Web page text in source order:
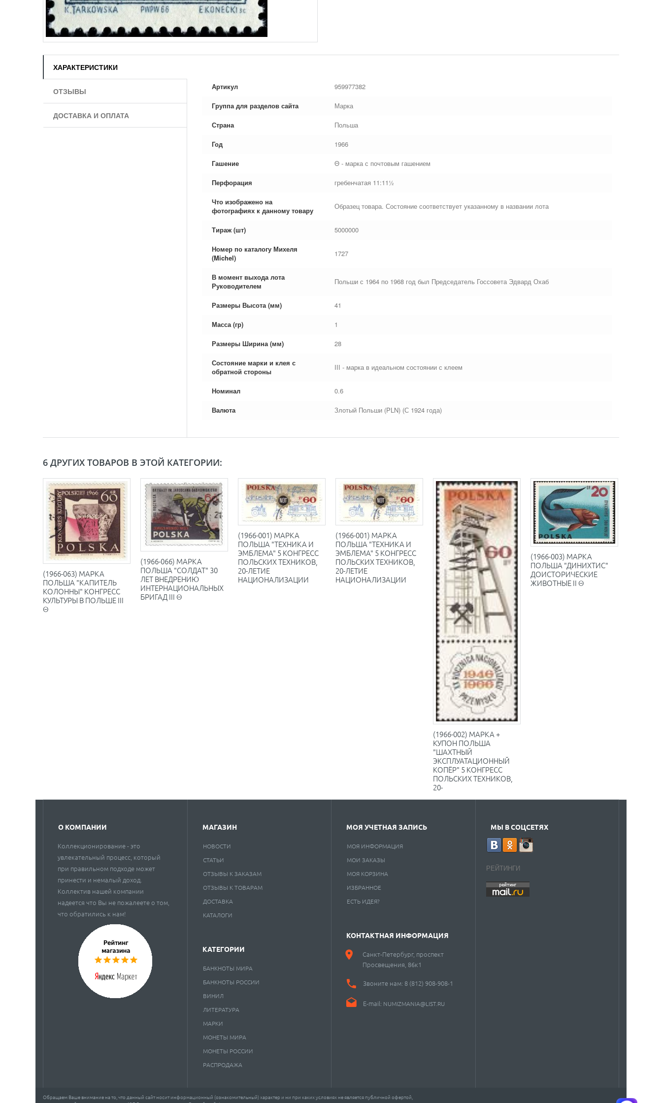
ХАРАКТЕРИСТИКИ
ОТЗЫВЫ
ДОСТАВКА И ОПЛАТА
Артикул 959977382
Группа для разделов сайта Марка
Страна Польша
Год 1966
Гашение Θ - марка с почтовым гашением
Перфорация гребенчатая 11:11½
Что изображено на
фотографиях к данному товару
Образец товара. Состояние соответствует указанному в названии лота
Тираж (шт) 5000000
Номер по каталогу Михеля
(Michel)
1727
В момент выхода лота
Руководителем
Польши с 1964 по 1968 год был Председатель Госсовета Эдвард Охаб
Размеры Высота (мм) 41
Масса (гр) 1
Размеры Ширина (мм) 28
Состояние марки и клея с
обратной стороны
III - марка в идеальном состоянии с клеем
Номинал 0.6
Валюта Злотый Польши (PLN) (С 1924 года)
6 ДРУГИХ ТОВАРОВ В ЭТОЙ КАТЕГОРИИ:
(1966-063) МАРКА
ПОЛЬША "КАПИТЕЛЬ
КОЛОННЫ" КОНГРЕСС
КУЛЬТУРЫ В ПОЛЬШЕ III
Θ
(1966-066) МАРКА
ПОЛЬША "СОЛДАТ" 30
ЛЕТ ВНЕДРЕНИЮ
ИНТЕРНАЦИОНАЛЬНЫХ
БРИГАД III Θ
(1966-001) МАРКА
ПОЛЬША "ТЕХНИКА И
ЭМБЛЕМА" 5 КОНГРЕСС
ПОЛЬСКИХ ТЕХНИКОВ,
20-ЛЕТИЕ
НАЦИОНАЛИЗАЦИИ
(1966-001) МАРКА
ПОЛЬША "ТЕХНИКА И
ЭМБЛЕМА" 5 КОНГРЕСС
ПОЛЬСКИХ ТЕХНИКОВ,
20-ЛЕТИЕ
НАЦИОНАЛИЗАЦИИ
(1966-002) МАРКА +
КУПОН ПОЛЬША
"ШАХТНЫЙ
ЭКСПЛУАТАЦИОННЫЙ
КОПЁР" 5 КОНГРЕСС
ПОЛЬСКИХ ТЕХНИКОВ,
20-
(1966-003) МАРКА
ПОЛЬША "ДИНИХТИС"
ДОИСТОРИЧЕСКИЕ
ЖИВОТНЫЕ II Θ
О КОМПАНИИ
Коллекционирование - это
увлекательный процесс, который
при правильном подходе может
принести и немалый доход.
Коллектив нашей компании
надеется что Вы не пожалеете о том,
что обратились к нам!
МАГАЗИН
НОВОСТИ
СТАТЬИ
ОТЗЫВЫ К ЗАКАЗАМ
ОТЗЫВЫ К ТОВАРАМ
ДОСТАВКА
КАТАЛОГИ
Обращаем Ваше внимание на то, что данный сайт носит информационный (ознакомительный) характер и ни при каких условиях не является публичной офертой,
КАТЕГОРИИ
БАНКНОТЫ МИРА
БАНКНОТЫ РОССИИ
ВИНИЛ
ЛИТЕРАТУРА
МАРКИ
МОНЕТЫ МИРА
МОНЕТЫ РОССИИ
РАСПРОДАЖА
МОЯ УЧЕТНАЯ ЗАПИСЬ
МОЯ ИНФОРМАЦИЯ
МОИ ЗАКАЗЫ
МОЯ КОРЗИНА
ИЗБРАННОЕ
ЕСТЬ ИДЕЯ?
КОНТАКТНАЯ ИНФОРМАЦИЯ
Санкт-Петербург, проспект
Просвещения, 86к1
Звоните нам: 8 (812) 908-908-1
E-mail: NUMIZMANIA@LIST.RU
МЫ В СОЦСЕТЯХ
РЕЙТИНГИ